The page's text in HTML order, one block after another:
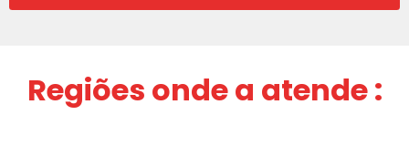
Regiões onde a atende :